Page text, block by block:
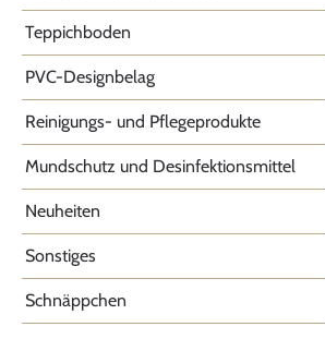
Teppichboden
PVC-Designbelag
Reinigungs- und Pflegeprodukte
Mundschutz und Desinfektionsmittel
Neuheiten
Sonstiges
Schnäppchen